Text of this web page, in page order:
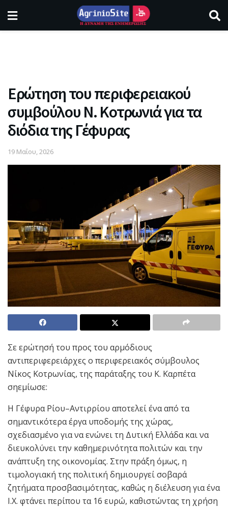
Ερώτηση του περιφερειακού
συμβούλου Ν. Κοτρωνιά για τα
διόδια της Γέφυρας
19 Μαΐου, 2026
Σε ερώτησή του προς του αρμόδιους
αντιπεριφερειάρχες ο περιφερειακός σύμβουλος
Νίκος Κοτρωνίας, της παράταξης του Κ. Καρπέτα
σηεμίωσε:
Η Γέφυρα Ρίου–Αντιρρίου αποτελεί ένα από τα
σημαντικότερα έργα υποδομής της χώρας,
σχεδιασμένο για να ενώνει τη Δυτική Ελλάδα και να
διευκολύνει την καθημερινότητα πολιτών και την
ανάπτυξη της οικονομίας. Στην πράξη όμως, η
τιμολογιακή της πολιτική δημιουργεί σοβαρά
ζητήματα προσβασιμότητας, καθώς η διέλευση για ένα
Ι.Χ. φτάνει περίπου τα 16 ευρώ, καθιστώντας τη χρήση